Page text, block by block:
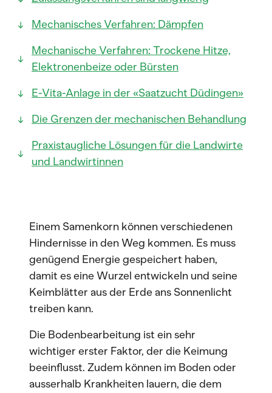
Mechanisches Verfahren: Dämpfen
Mechanische Verfahren: Trockene Hitze,
Elektronenbeize oder Bürsten
E-Vita-Anlage in der «Saatzucht Düdingen»
Die Grenzen der mechanischen Behandlung
Praxistaugliche Lösungen für die Landwirte
und Landwirtinnen
Einem Samenkorn können verschiedenen
Hindernisse in den Weg kommen. Es muss
genügend Energie gespeichert haben,
damit es eine Wurzel entwickeln und seine
Keimblätter aus der Erde ans Sonnenlicht
treiben kann.
Die Bodenbearbeitung ist ein sehr
wichtiger erster Faktor, der die Keimung
beeinflusst. Zudem können im Boden oder
ausserhalb Krankheiten lauern, die dem